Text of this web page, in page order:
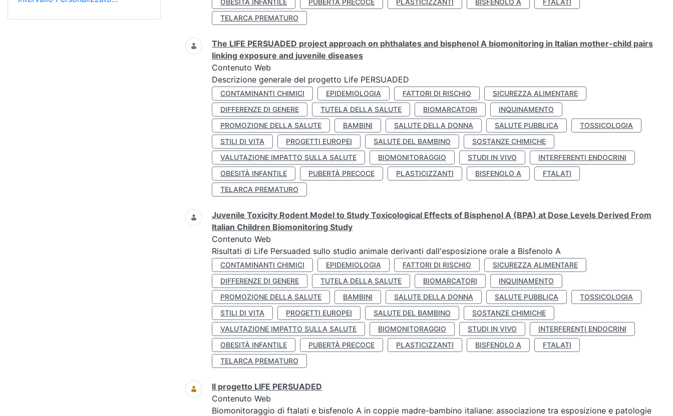
OBESITÀ INFANTILE
PUBERTÀ PRECOCE PLASTICIZZANTI BISFENOLO A
FTALATI
TELARCA PREMATURO
The LIFE PERSUADED project approach on phthalates and bisphenol A biomonitoring in Italian mother-child pairs
linking exposure and juvenile diseases
Contenuto Web
Descrizione generale del progetto Life PERSUADED
CONTAMINANTI CHIMICI EPIDEMIOLOGIA FATTORI DI RISCHIO
SICUREZZA ALIMENTARE
DIFFERENZE DI GENERE
TUTELA DELLA SALUTE BIOMARCATORI
INQUINAMENTO
PROMOZIONE DELLA SALUTE
BAMBINI SALUTE DELLA DONNA SALUTE PUBBLICA
TOSSICOLOGIA
STILI DI VITA
PROGETTI EUROPEI SALUTE DEL BAMBINO
SOSTANZE CHIMICHE
VALUTAZIONE IMPATTO SULLA SALUTE
BIOMONITORAGGIO STUDI IN VIVO
INTERFERENTI ENDOCRINI
OBESITÀ INFANTILE
PUBERTÀ PRECOCE PLASTICIZZANTI BISFENOLO A
FTALATI
TELARCA PREMATURO
Juvenile Toxicity Rodent Model to Study Toxicological Effects of Bisphenol A (BPA) at Dose Levels Derived From
Italian Children Biomonitoring Study
Contenuto Web
Risultati di Life Persuaded sullo studio animale derivanti dall'esposizione orale a Bisfenolo A
CONTAMINANTI CHIMICI EPIDEMIOLOGIA FATTORI DI RISCHIO
SICUREZZA ALIMENTARE
DIFFERENZE DI GENERE
TUTELA DELLA SALUTE BIOMARCATORI
INQUINAMENTO
PROMOZIONE DELLA SALUTE
BAMBINI SALUTE DELLA DONNA SALUTE PUBBLICA
TOSSICOLOGIA
STILI DI VITA
PROGETTI EUROPEI SALUTE DEL BAMBINO
SOSTANZE CHIMICHE
VALUTAZIONE IMPATTO SULLA SALUTE
BIOMONITORAGGIO STUDI IN VIVO
INTERFERENTI ENDOCRINI
OBESITÀ INFANTILE
PUBERTÀ PRECOCE PLASTICIZZANTI BISFENOLO A
FTALATI
TELARCA PREMATURO
Il progetto LIFE PERSUADED
Contenuto Web
Biomonitoraggio di ftalati e bisfenolo A in coppie madre-bambino italiane: associazione tra esposizione e patologie